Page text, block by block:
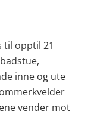
til opptil 21
inne og ute
vender mot